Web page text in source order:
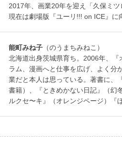
2017年、画業20年を迎え「久保ミツ
現在は劇場版『ユーリ!!! on ICE』に
能町みね子 （のうまちみねこ）
北海道出身茨城県育ち。2006年、
ラム、漫画へと仕事を広げ、よく分
業だと本人は思っている。著書に、
書籍）、『ときめかない日記』（幻
ルクセ〜キ』（オレンジページ）『